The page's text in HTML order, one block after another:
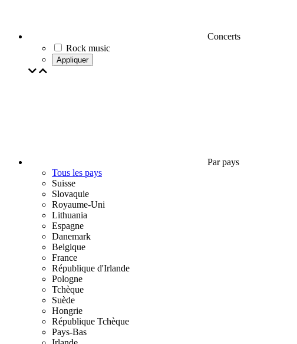
Concerts
Rock music
Appliquer
Par pays
Tous les pays
Suisse
Slovaquie
Royaume-Uni
Lithuania
Espagne
Danemark
Belgique
France
République d'Irlande
Pologne
Tchèque
Suède
Hongrie
République Tchèque
Pays-Bas